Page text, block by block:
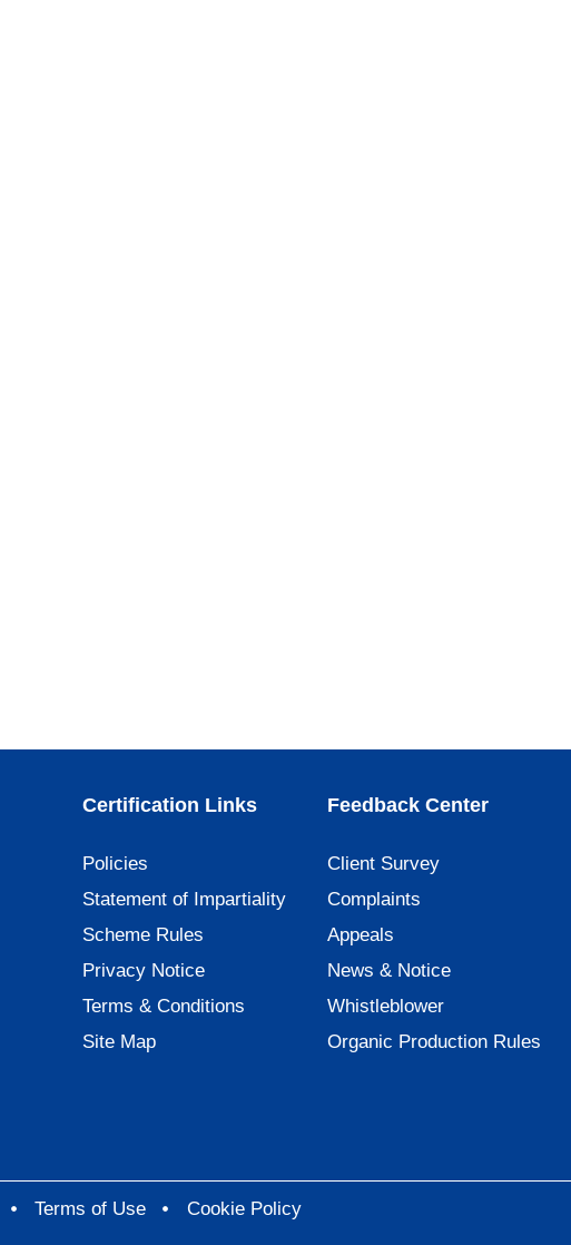
Certification Links
Policies
Statement of Impartiality
Scheme Rules
Privacy Notice
Terms & Conditions
Site Map
Feedback Center
Client Survey
Complaints
Appeals
News & Notice
Whistleblower
Organic Production Rules
Terms of Use Cookie Policy